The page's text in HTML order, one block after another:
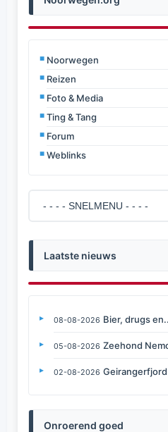
Noorwegen
Reizen
Foto & Media
Ting & Tang
Forum
Weblinks
Laatste nieuws
08-08-2026 Bier, drugs
05-08-2026 Zeehond
02-08-2026
Onroerend goed